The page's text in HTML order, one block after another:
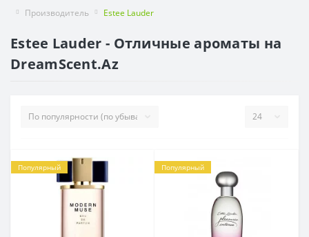
Производитель Estee Lauder
Estee Lauder - Отличные ароматы на
DreamScent.Az
Популярный Популярный